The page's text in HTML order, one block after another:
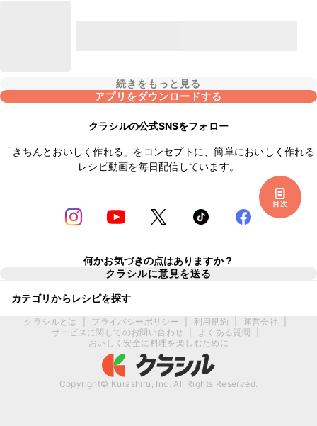
目次
続きをもっと見る
アプリをダウンロードする
クラシルの公式SNSをフォロー
「きちんとおいしく作れる」をコンセプトに、簡単においしく作れる
レシピ動画を毎日配信しています。
何かお気づきの点はありますか？
クラシルに意見を送る
カテゴリからレシピを探す
クラシルとは プライバシーポリシー 利用規約 運営会社
サービスに関してのお問い合わせ
よくある質問
おいしく安全に料理を楽しむために
Copyright© Kurashiru, Inc. All Rights Reserved.